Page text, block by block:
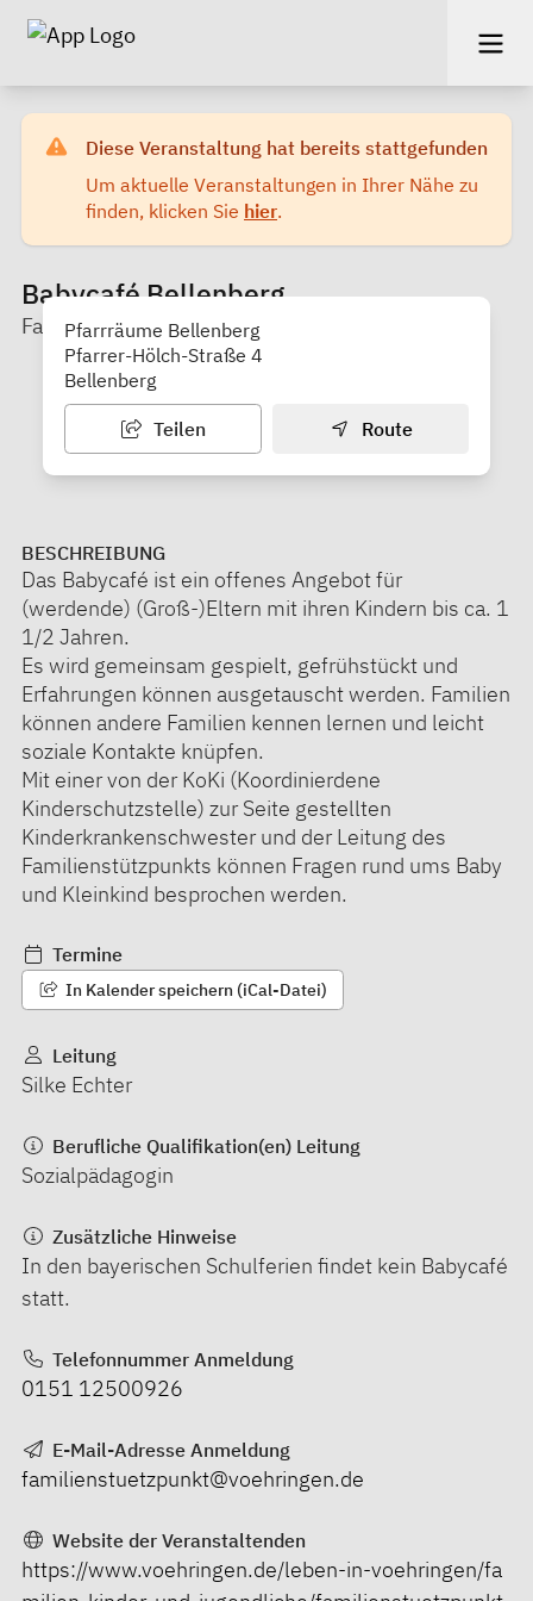
Diese Veranstaltung hat bereits stattgefunden
Um aktuelle Veranstaltungen in Ihrer Nähe zu
finden, klicken Sie hier.
Babycafé Bellenberg
Familienstützpunkt Vöhringen/Bellenberg
Pfarrräume Bellenberg
Pfarrer-Hölch-Straße 4
Bellenberg
Teilen Route
BESCHREIBUNG
Das Babycafé ist ein offenes Angebot für
(werdende) (Groß-)Eltern mit ihren Kindern bis ca. 1
1/2 Jahren.
Es wird gemeinsam gespielt, gefrühstückt und
Erfahrungen können ausgetauscht werden. Familien
können andere Familien kennen lernen und leicht
soziale Kontakte knüpfen.
Mit einer von der KoKi (Koordinierdene
Kinderschutzstelle) zur Seite gestellten
Kinderkrankenschwester und der Leitung des
Familienstützpunkts können Fragen rund ums Baby
und Kleinkind besprochen werden.
Termine
In Kalender speichern (iCal-Datei)
Leitung
Silke Echter
Berufliche Qualifikation(en) Leitung
Sozialpädagogin
Zusätzliche Hinweise
In den bayerischen Schulferien findet kein Babycafé
statt.
Telefonnummer Anmeldung
0151 12500926
E-Mail-Adresse Anmeldung
familienstuetzpunkt@voehringen.de
Website der Veranstaltenden
https://www.voehringen.de/leben-in-voehringen/fa